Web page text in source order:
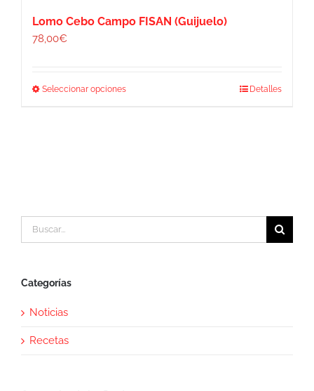
Lomo Cebo Campo FISAN (Guijuelo)
78,00€
Seleccionar opcionesEste
Detalles
Categorías
Noticias
Recetas